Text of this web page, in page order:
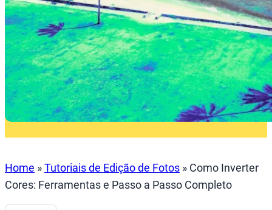
Home »Tutoriais de Edição de Fotos » Como Inverter
Cores: Ferramentas e Passo a Passo Completo